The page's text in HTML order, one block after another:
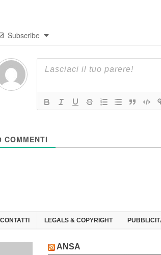
Subscribe
COMMENTI
CONTATTI LEGALS & COPYRIGHT
ANSA